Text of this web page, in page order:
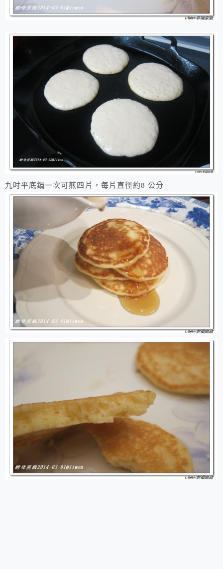
九吋平底鍋一次可煎四片，每片直徑約8 公分